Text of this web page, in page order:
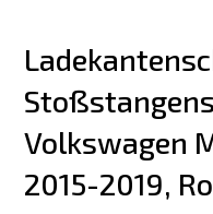
Volkswagen
2015-2019,